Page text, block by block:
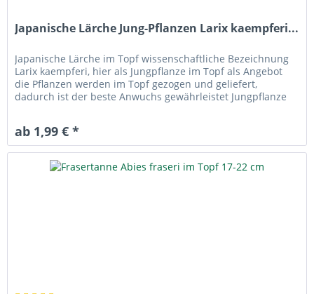
Japanische Lärche Jung-Pflanzen Larix kaempferi...
Japanische Lärche im Topf wissenschaftliche Bezeichnung
Larix kaempferi, hier als Jungpflanze im Topf als Angebot
die Pflanzen werden im Topf gezogen und geliefert,
dadurch ist der beste Anwuchs gewährleistet Jungpflanze
ab 1,99 € *